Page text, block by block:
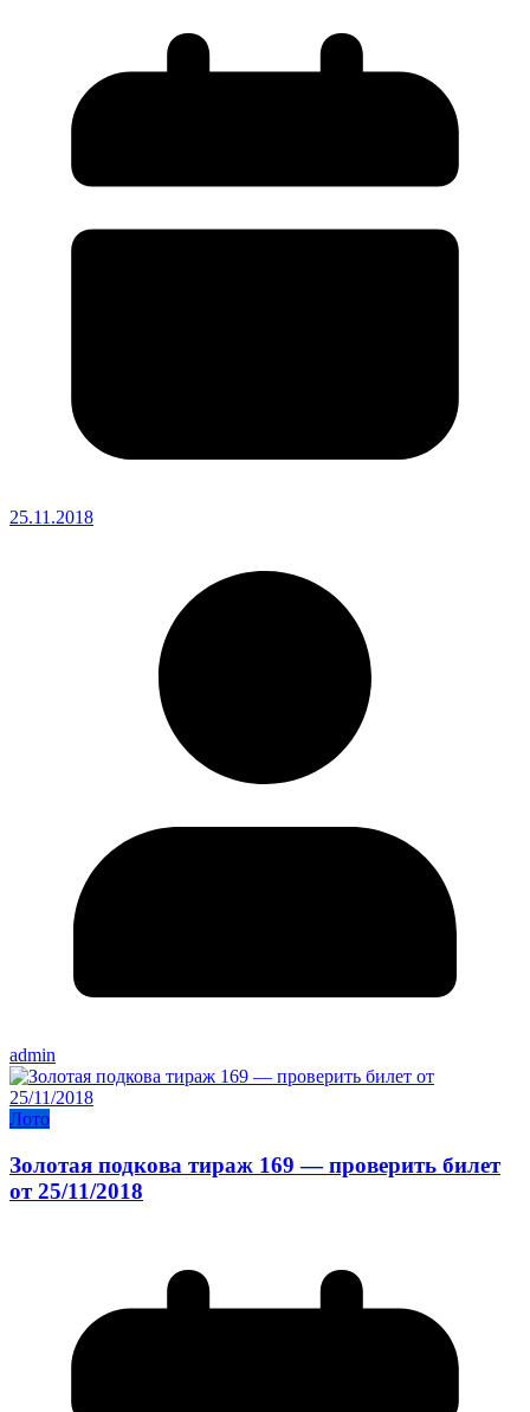
25.11.2018
admin
Лото
Золотая подкова тираж 169 — проверить билет
от 25/11/2018